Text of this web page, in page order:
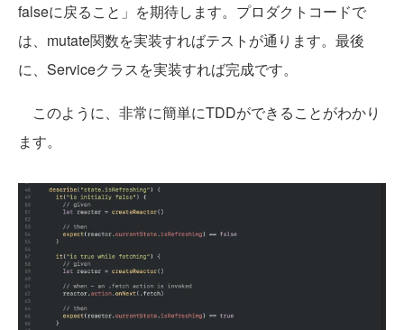
falseに戻ること」を期待します。プロダクトコードで
は、mutate関数を実装すればテストが通ります。最後
に、Serviceクラスを実装すれば完成です。
このように、非常に簡単にTDDができることがわかり
ます。